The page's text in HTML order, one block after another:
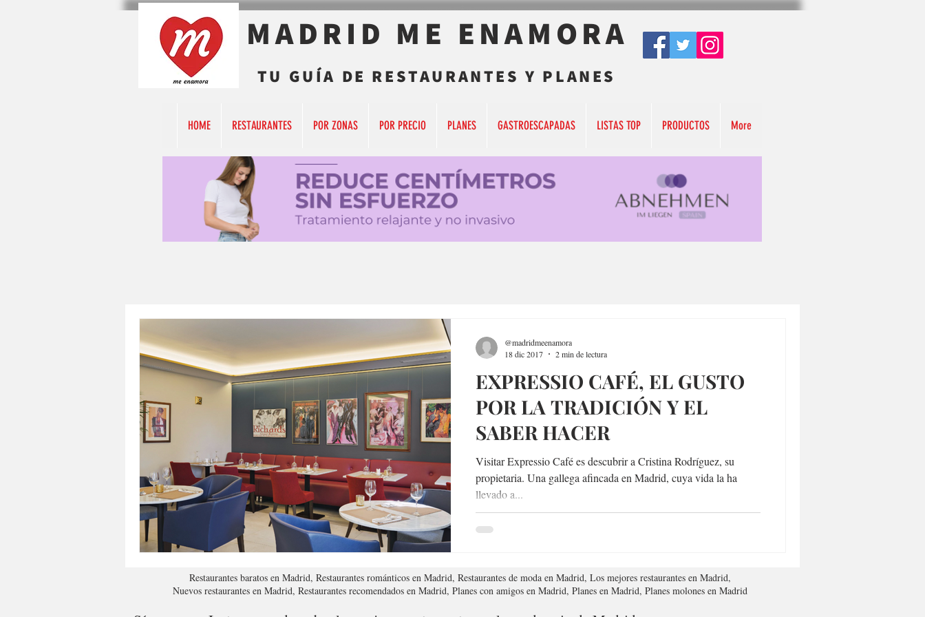
MADRID ME ENAMORA
TU GUÍA DE RESTAURANTES Y PLANES
HOME RESTAURANTES POR ZONAS POR PRECIO PLANES GASTROESCAPADAS LISTAS TOP PRODUCTOS More
EXPRESSIO CAFÉ, EL GUSTO
POR LA TRADICIÓN Y EL
SABER HACER
Visitar Expressio Café es descubrir a Cristina Rodríguez, su
propietaria. Una gallega afincada en Madrid, cuya vida la ha
llevado a...
@madridmeenamora
18 dic 2017
2 min de lectura
Restaurantes baratos en Madrid, Restaurantes románticos en Madrid, Restaurantes de moda en Madrid, Los mejores restaurantes en Madrid,
Nuevos restaurantes en Madrid, Restaurantes recomendados en Madrid, Planes con amigos en Madrid, Planes en Madrid, Planes molones en Madrid